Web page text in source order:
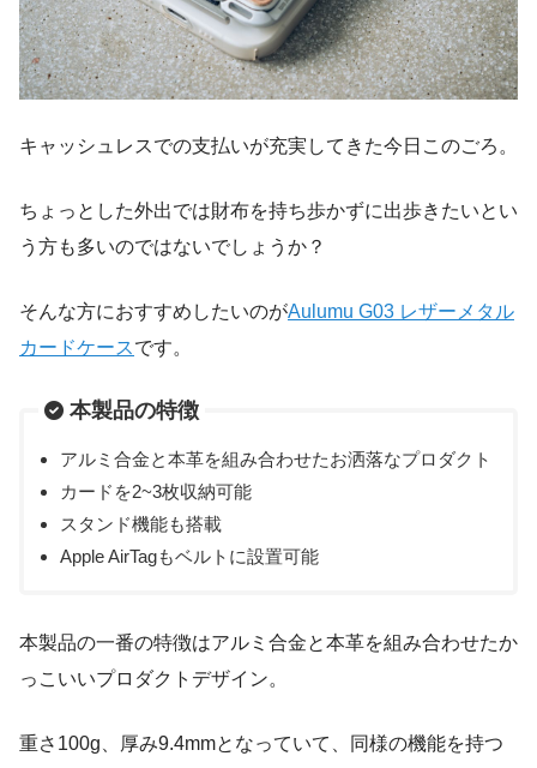
キャッシュレスでの支払いが充実してきた今日このごろ。
ちょっとした外出では財布を持ち歩かずに出歩きたいとい
う方も多いのではないでしょうか？
そんな方におすすめしたいのがAulumu G03 レザーメタル
カードケースです。
本製品の特徴
アルミ合金と本革を組み合わせたお洒落なプロダクト
カードを2~3枚収納可能
スタンド機能も搭載
Apple AirTagもベルトに設置可能
本製品の一番の特徴はアルミ合金と本革を組み合わせたか
っこいいプロダクトデザイン。
重さ100g、厚み9.4mmとなっていて、同様の機能を持つ